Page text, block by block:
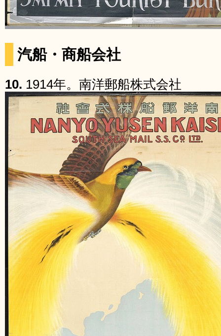
汽船・商船会社
10. 1914年。南洋郵船株式会社